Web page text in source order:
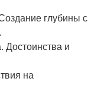
глубины с
Достоинства и
на